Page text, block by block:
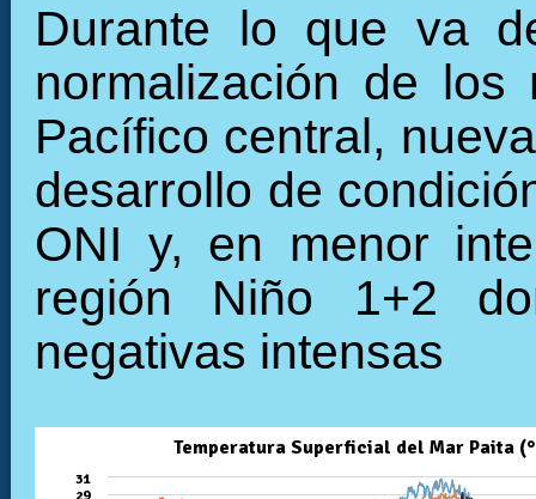
Durante lo que va
normalización de
Pacífico central,
desarrollo de
ONI y, en menor
región Niño 1+2
negativas intensas